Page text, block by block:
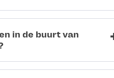
in de buurt van